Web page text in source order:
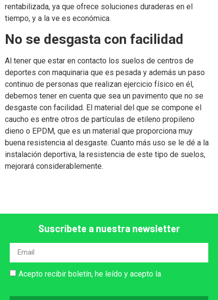
rentabilizada, ya que ofrece soluciones duraderas en el
tiempo, y a la ve es económica.
No se desgasta con facilidad
Al tener que estar en contacto los suelos de centros de
deportes con maquinaria que es pesada y además un paso
continuo de personas que realizan ejercicio físico en él,
debemos tener en cuenta que sea un pavimento que no se
desgaste con facilidad. El material del que se compone el
caucho es entre otros de partículas de etileno propileno
dieno o EPDM, que es un material que proporciona muy
buena resistencia al desgaste. Cuanto más uso se le dé a la
instalación deportiva, la resistencia de este tipo de suelos,
mejorará considerablemente.
Suscríbete a nuestra newsletter
Acepto recibir boletín, he leído y acepto la